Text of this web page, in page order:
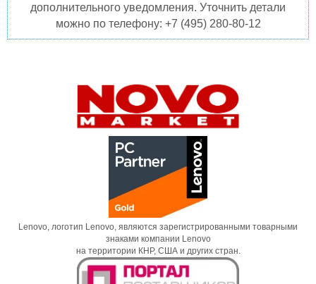
дополнительного уведомления. Уточнить детали
можно по телефону: +7 (495) 280-80-12
Lenovo, логотип Lenovo, являются зарегистрированными товарными
знаками компании Lenovo
на территории КНР, США и других стран.